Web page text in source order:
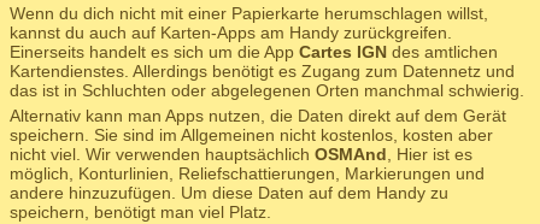
Wenn du dich nicht mit einer Papierkarte herumschlagen willst,
kannst du auch auf Karten-Apps am Handy zurückgreifen.
Einerseits handelt es sich um die App Cartes IGN des amtlichen
Kartendienstes. Allerdings benötigt es Zugang zum Datennetz und
das ist in Schluchten oder abgelegenen Orten manchmal schwierig.
Alternativ kann man Apps nutzen, die Daten direkt auf dem Gerät
speichern. Sie sind im Allgemeinen nicht kostenlos, kosten aber
nicht viel. Wir verwenden hauptsächlich OSMAnd, Hier ist es
möglich, Konturlinien, Reliefschattierungen, Markierungen und
andere hinzuzufügen. Um diese Daten auf dem Handy zu
speichern, benötigt man viel Platz.